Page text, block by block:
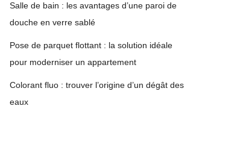
Salle de bain : les avantages d’une paroi de
douche en verre sablé
Pose de parquet flottant : la solution idéale
pour moderniser un appartement
Colorant fluo : trouver l’origine d’un dégât des
eaux